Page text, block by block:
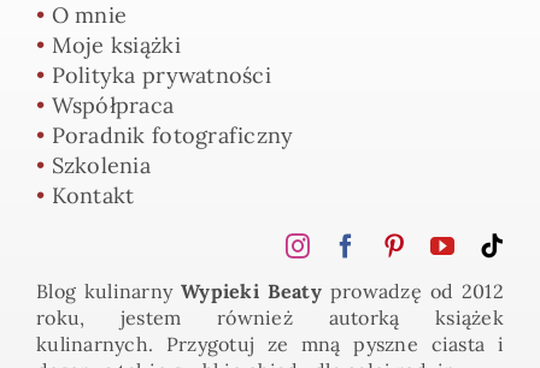
• O mnie
• Moje książki
• Polityka prywatności
• Współpraca
• Poradnik fotograficzny
• Szkolenia
• Kontakt
Blog kulinarny Wypieki Beaty prowadzę od 2012
roku, jestem również autorką książek
kulinarnych. Przygotuj ze mną pyszne ciasta i